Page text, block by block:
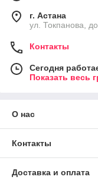
г. Астана
ул. Токпанова,
Контакты
Сегодня
Показать весь
О нас
Контакты
Доставка и оплата